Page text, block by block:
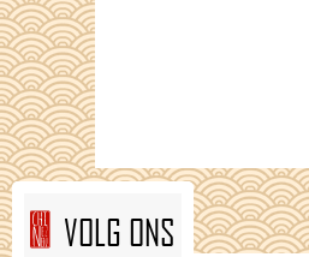
VOLG ONS